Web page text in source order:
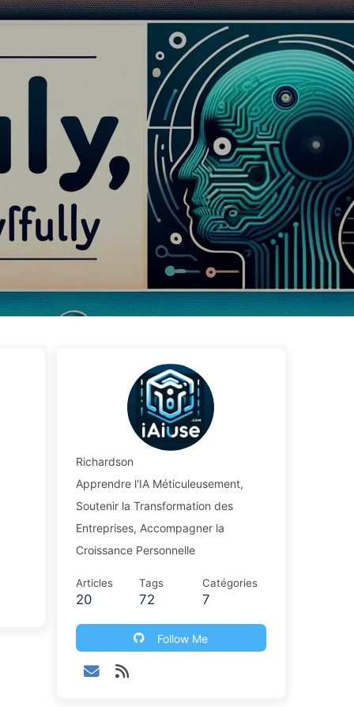
Catégories Liens À propos 🇫🇷 Français
Richardson
Apprendre l'IA Méticuleusement,
Soutenir la Transformation des
Entreprises, Accompagner la
Croissance Personnelle
Articles
20
Tags
72
Catégories
7
Follow Me